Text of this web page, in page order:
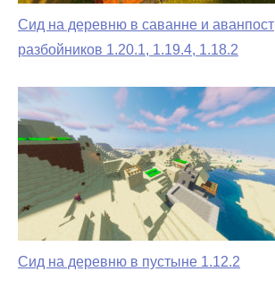
Сид на деревню в саванне и аванпост
разбойников 1.20.1, 1.19.4, 1.18.2
Сид на деревню в пустыне 1.12.2